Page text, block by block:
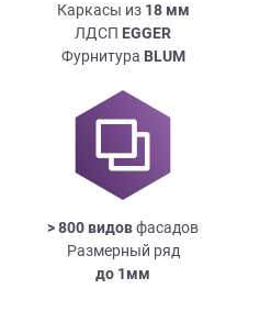
Каркасы из 18мм
ЛДСП EGGER
Фурнитура BLUM
> 800 видовфасадов
Размерный ряд
до 1мм